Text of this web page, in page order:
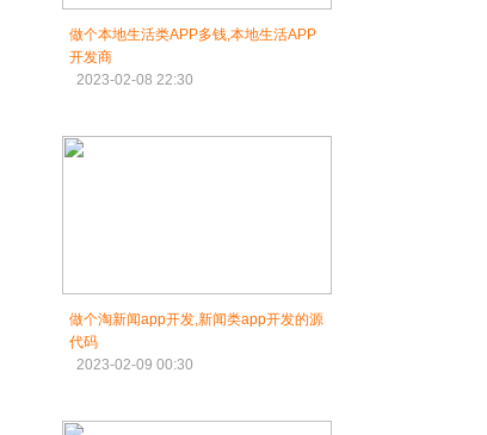
做个本地生活类APP多钱,本地生活APP
开发商
2023-02-08 22:30
做个淘新闻app开发,新闻类app开发的源
代码
2023-02-09 00:30